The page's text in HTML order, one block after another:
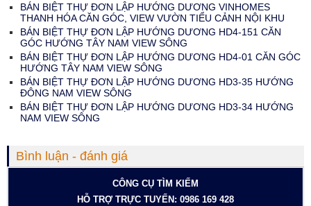
BÁN BIỆT THỰ ĐƠN LẬP HƯỚNG DƯƠNG VINHOMES
THANH HÓA CĂN GÓC, VIEW VƯỜN TIỂU CẢNH NỘI KHU
BÁN BIỆT THỰ ĐƠN LẬP HƯỚNG DƯƠNG HD4-151 CĂN
GÓC HƯỚNG TÂY NAM VIEW SÔNG
BÁN BIỆT THỰ ĐƠN LẬP HƯỚNG DƯƠNG HD4-01 CĂN GÓC
HƯỚNG TÂY NAM VIEW SÔNG
BÁN BIỆT THỰ ĐƠN LẬP HƯỚNG DƯƠNG HD3-35 HƯỚNG
ĐÔNG NAM VIEW SÔNG
BÁN BIỆT THỰ ĐƠN LẬP HƯỚNG DƯƠNG HD3-34 HƯỚNG
NAM VIEW SÔNG
Bình luận - đánh giá
CÔNG CỤ TÌM KIẾM
HỖ TRỢ TRỰC TUYẾN: 0986 169 428